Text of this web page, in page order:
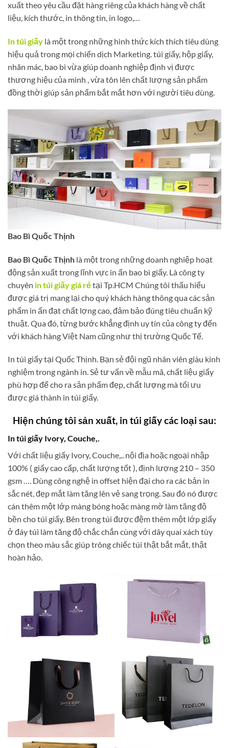
xuất theo yêu cầu đặt hàng riêng của khách hàng về chất
liệu, kích thước, in thông tin, in logo,…
In túi giấy là một trong những hình thức kích thích tiêu dùng
hiệu quả trong mọi chiến dịch Marketing. túi giấy, hộp giấy,
nhãn mác, bao bì vừa giúp doanh nghiệp định vị được
thương hiệu của mình , vừa tôn lên chất lượng sản phẩm
đồng thời giúp sản phẩm bắt mắt hơn với người tiêu dùng.
Bao Bì Quốc Thịnh
Bao Bì Quốc Thịnh là một trong những doanh nghiệp hoạt
động sản xuất trong lĩnh vực in ấn bao bì giấy. Là công ty
chuyên in túi giấy giá rẻtại Tp.HCM Chúng tôi thấu hiểu
được giá trị mang lại cho quý khách hàng thông qua các sản
phẩm in ấn đạt chất lợng cao, đảm bảo đúng tiêu chuẩn kỹ
thuật. Qua đó, từng bước khẳng định uy tín của công ty đến
với khách hàng Việt Nam cũng như thị trường Quốc Tế.
In túi giấy tại Quốc Thịnh. Bạn sẻ đội ngũ nhân viên giàu kinh
nghiệm trong ngành in. Sẻ tư vấn về mẫu mã, chất liệu giấy
phù hợp để cho ra sản phẩm đẹp, chất lượng mà tối ưu
được giá thành in túi giấy.
Hiện chúng tôi sản xuất, in túi giấy các loại sau:
In túi giấy Ivory, Couche,.
Với chất liệu giấy Ivory, Couche,.. nội địa hoặc ngoại nhập
100% ( giấy cao cấp, chất lượng tốt ), định lượng 210 – 350
gsm …. Dùng công nghệ in offset hiện đại cho ra các bản in
sắc nét, đẹp mắt làm tăng lên vẻ sang trọng. Sau đó nó được
cán thêm một lớp màng bóng hoặc màng mờ làm tăng độ
bền cho túi giấy. Bên trong túi được đệm thêm một lớp giấy
ở đáy túi làm tăng độ chắc chắn cùng với dây quai xách tùy
chọn theo màu sắc giúp trông chiếc túi thật bắt mắt, thật
hoàn hảo.